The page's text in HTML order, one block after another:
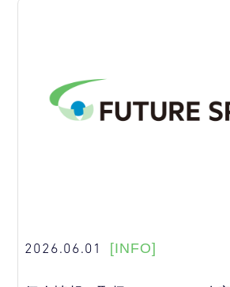
2026.06.01 [INFO]